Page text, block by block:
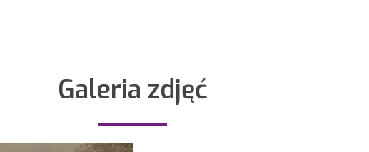
Galeria zdjęć